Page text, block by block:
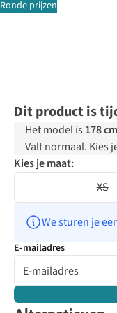
Ronde prijzen
Dit product is
Het model is 178 cm
Valt normaal. Kies
Kies je maat:
XS
We sturen je
E-mailadres